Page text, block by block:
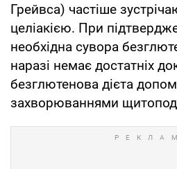
Грейвса) частіше
целіакією. При
необхідна сувора
наразі немає достатніх
безглютенова дієта
захворюваннями